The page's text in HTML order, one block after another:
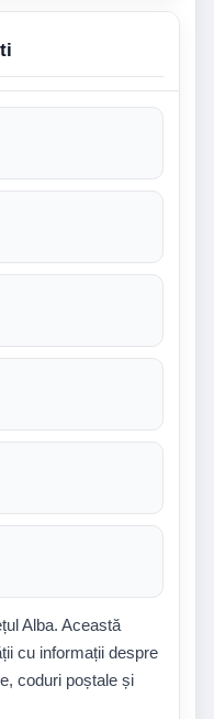
Alba. Această
cu informații despre
coduri poștale și